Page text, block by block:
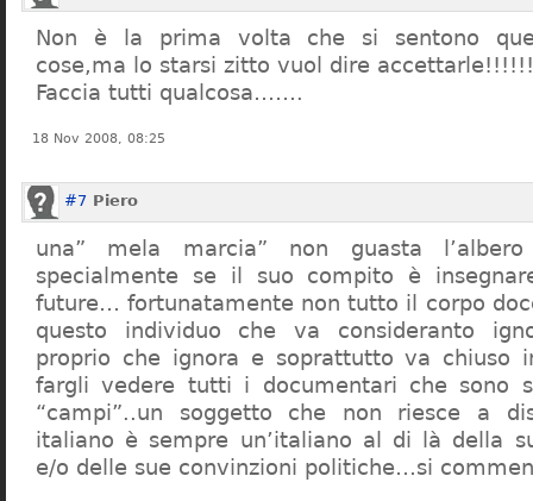
Non è la prima volta che si sentono
cose,ma lo starsi zitto vuol dire accettarle!!!!!!
Faccia tutti qualcosa…….
18 Nov 2008, 08:25
#7 Piero
una” mela marcia” non guasta
specialmente se il suo compito è
future… fortunatamente non tutto il corpo
questo individuo che va consideranto
proprio che ignora e soprattutto va chiuso
fargli vedere tutti i documentari che sono
“campi”..un soggetto che non riesce a
italiano è sempre un’italiano al di là della
e/o delle sue convinzioni politiche…si